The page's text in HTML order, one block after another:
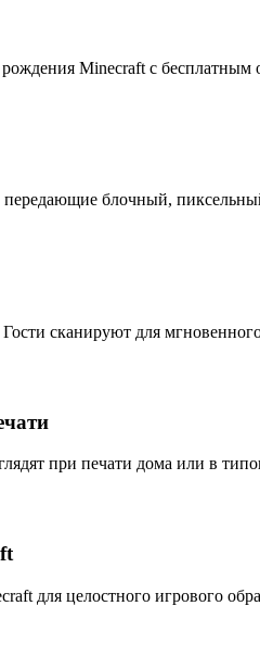
Minecraft с бесплатным
блочный,
сканируют для
при печати дома или в
для целостного игрового